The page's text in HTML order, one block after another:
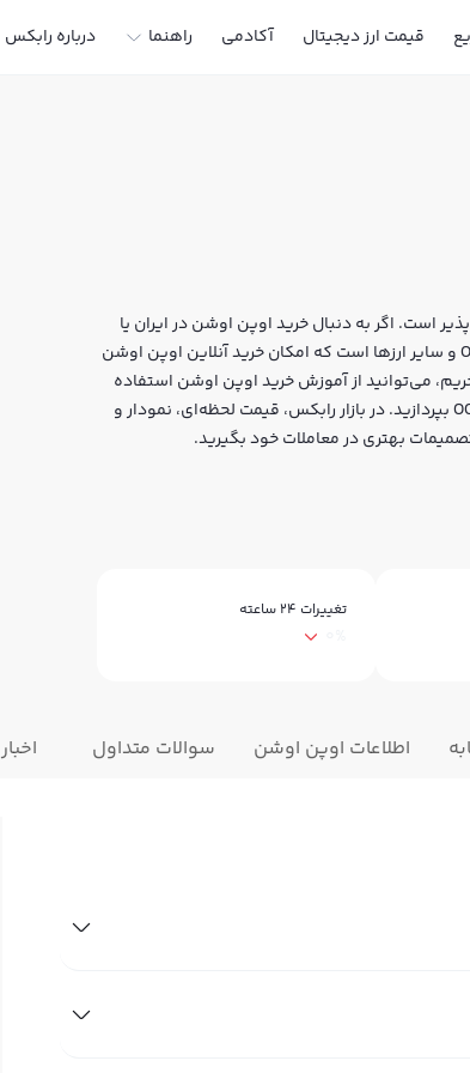
قیمت ارز دیجیتال آکادمی راهنما درباره رابکس
است. اگر به دنبال خرید اوپن اوشن در ایران یا
دیگر ارزهای دیجیتال هستید، رابکس سایت معتبر خرید و فروش OOE و سایر ارزها است که امکان خرید آنلاین اوپن اوشن
می‌توانید از آموزش خرید اوپن اوشن استفاده
کنید و پس از ثبت‌نام و احراز هویت، به خرید و فروش اوپن اوشن OOE بپردازید. در بازار رابکس، قیمت لحظه‌ای، نمودار و
بهتری در معاملات خود بگیرید.
تغییرات ۲۴ ساعته
اطلاعات اوپن اوشن سوالات متداول اخبار